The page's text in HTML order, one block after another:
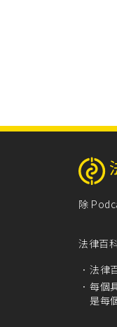
除
法律百
法律
每個
是每